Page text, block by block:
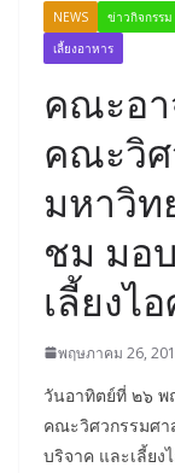
NEWS ข่าวกิจกรรม
เลี้ยงอาหาร
คณะอา
คณะวิ
มหาวิท
ชม มอ
เลี้ยงไ
พฤษภาคม 26,
วันอาทิตย์ที่ ๒๖
คณะวิศวกรรมศา
บริจาค และเลี้ย